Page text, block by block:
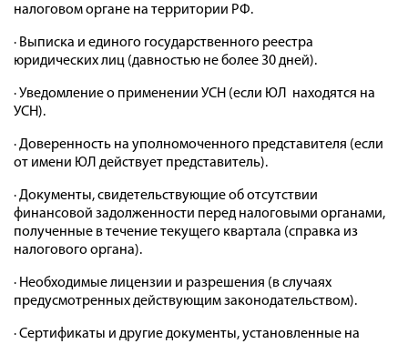
налоговом органе на территории РФ.
· Выписка и единого государственного реестра
юридических лиц (давностью не более 30 дней).
· Уведомление о применении УСН (если ЮЛ находятся на
УСН).
· Доверенность на уполномоченного представителя (если
от имени ЮЛ действует представитель).
· Документы, свидетельствующие об отсутствии
финансовой задолженности перед налоговыми органами,
полученные в течение текущего квартала (справка из
налогового органа).
· Необходимые лицензии и разрешения (в случаях
предусмотренных действующим законодательством).
· Сертификаты и другие документы, установленные на